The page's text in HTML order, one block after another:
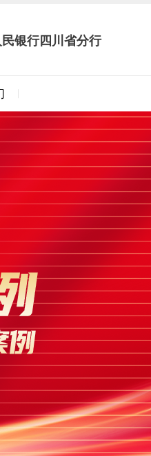
银行四川省分行